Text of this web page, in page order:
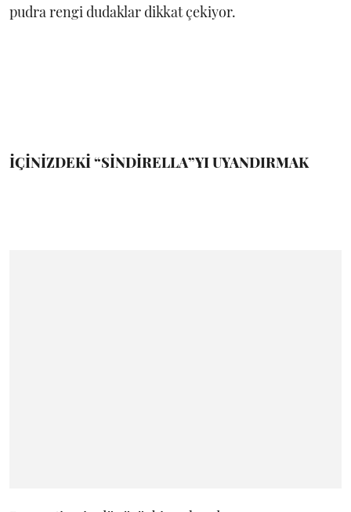
pudra rengi dudaklar dikkat çekiyor.
İÇİNİZDEKİ “SİNDİRELLA”YI UYANDIRMAK